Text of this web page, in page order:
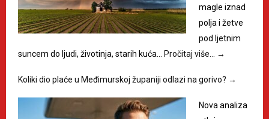
magle iznad
polja i žetve
pod ljetnim
suncem do ljudi, životinja, starih kuća…
Pročitaj više… →
Koliki dio plaće u Međimurskoj županiji odlazi na gorivo? →
Nova analiza